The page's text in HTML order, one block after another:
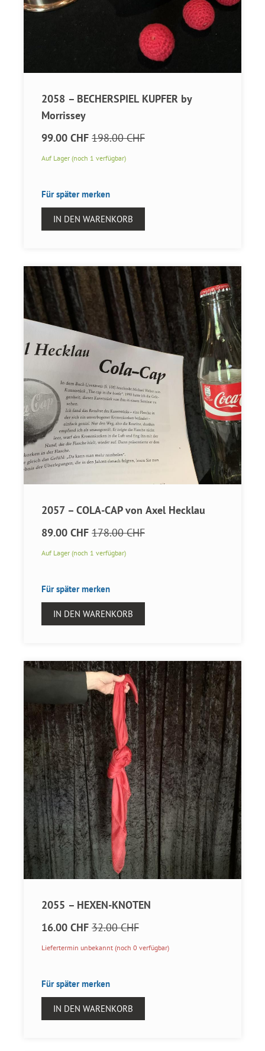
2058 – BECHERSPIEL KUPFER by
Morrissey
99.00 CHF 198.00 CHF
Auf Lager (noch 1 verfügbar)
Für später merken
IN DEN WARENKORB
2057 – COLA-CAP von Axel Hecklau
89.00 CHF 178.00 CHF
Auf Lager (noch 1 verfügbar)
Für später merken
IN DEN WARENKORB
2055 – HEXEN-KNOTEN
16.00 CHF 32.00 CHF
Liefertermin unbekannt (noch 0 verfügbar)
Für später merken
IN DEN WARENKORB